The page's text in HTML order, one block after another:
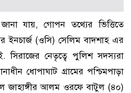
যায়, গোপন তথ্যের ভিত্তিতে
ইনচার্জ (ওসি) সেলিম বাদশাহ এর
সিরাজের নেতৃত্বে পুলিশ সদস্যরা
ধোপাঘাট গ্রামের পশ্চিমপাড়া
জাহাঙ্গীর আলম ওরফে বাটুল (৪০)